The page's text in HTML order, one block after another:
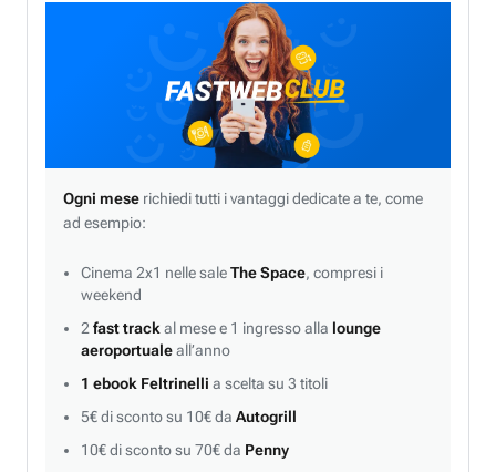
Ogni mese richiedi tutti i vantaggi dedicate a te, come
ad esempio:
Cinema 2x1 nelle saleThe Space, compresi i
weekend
2 fast track al mese e 1 ingresso alla lounge
aeroportualeall’anno
1 ebook Feltrinelli a scelta su 3 titoli
5€ di sconto su 10€ da Autogrill
10€ di sconto su 70€ da Penny